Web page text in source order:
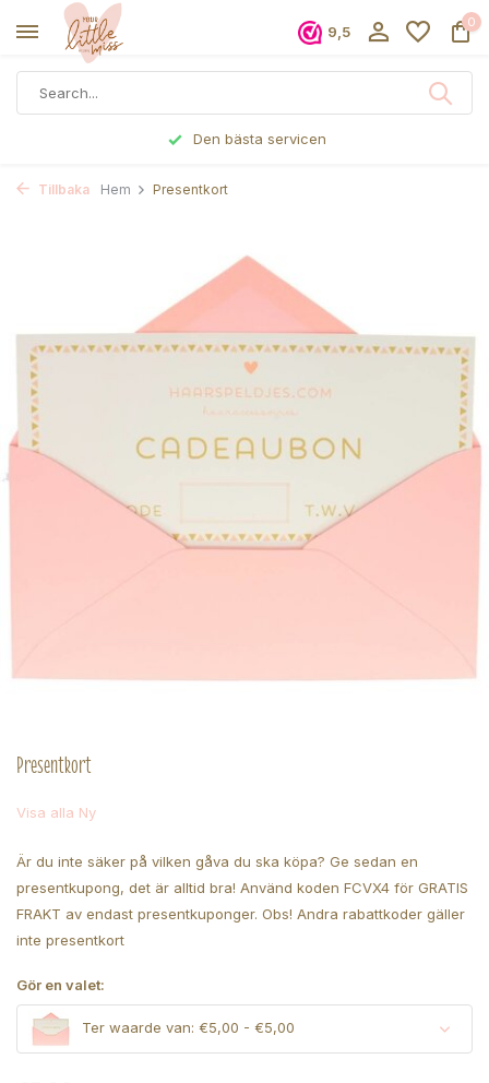
9,5
0
Den bästa servicen
Tillbaka Hem Presentkort
Presentkort
Visa alla Ny
Är du inte säker på vilken gåva du ska köpa? Ge sedan en
presentkupong, det är alltid bra! Använd koden FCVX4 för GRATIS
FRAKT av endast presentkuponger. Obs! Andra rabattkoder gäller
inte presentkort
Gör en valet:
Ter waarde van: €5,00 - €5,00